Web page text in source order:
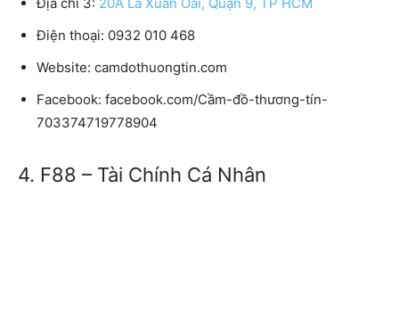
Điện thoại: 0932 010 468
Website: camdothuongtin.com
Facebook: facebook.com/Cầm-đồ-thương-tín-
703374719778904
4. F88 – Tài Chính Cá Nhân